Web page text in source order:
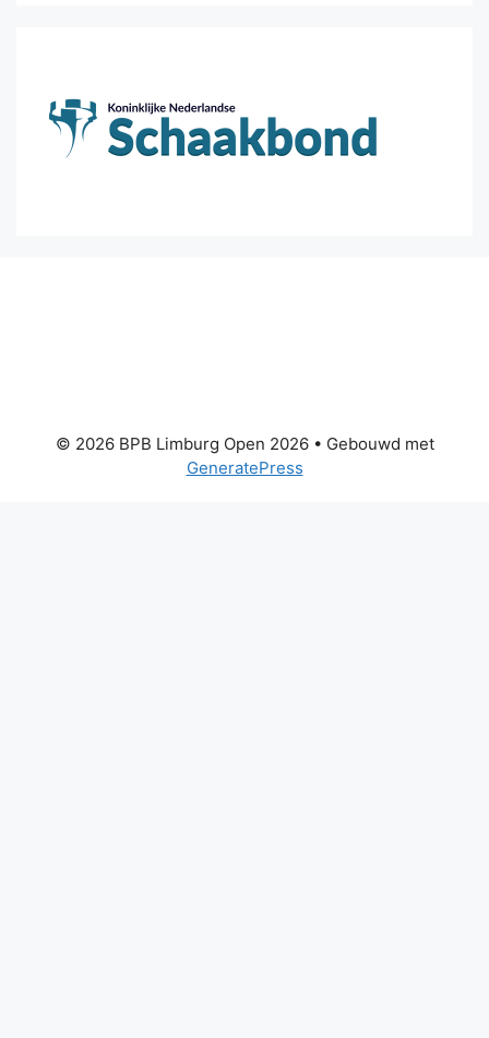
© 2026 BPB Limburg Open 2026• Gebouwd met
GeneratePress